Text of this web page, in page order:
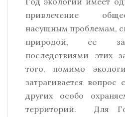
привлечение
насущным проблемам,
природой, ее
последствиями этих
того, помимо
затрагивается вопрос
других особо
территорий. Для